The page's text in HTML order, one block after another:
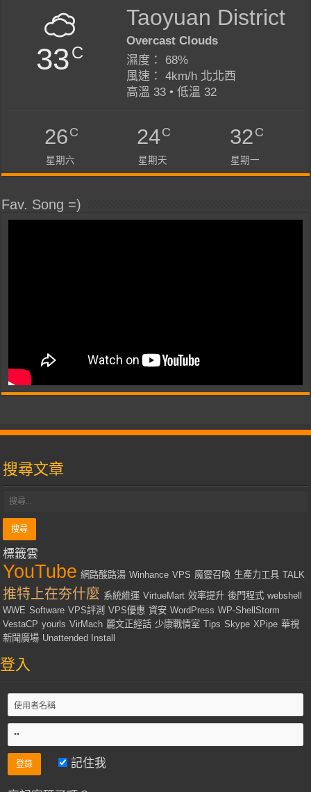
33C
Taoyuan District
Overcast Clouds
濕度： 68%
風速： 4km/h 北北西
高溫 33 • 低溫 32
26C
星期六
24C
星期天
32C
星期一
Fav. Song =)
搜尋文章
標籤雲
YouTube 網路酸路湯 Winhance VPS 魔靈召喚 生產力工具 TALK
推特上在夯什麼 系統維運 VirtueMart 效率提升 後門程式 webshell
WWE Software VPS評測 VPS優惠 資安 WordPress WP-ShellStorm
VestaCP yourls VirMach 麗文正經話 少康戰情室 Tips Skype XPipe 華視
新聞廣場 Unattended Install
登入
記住我